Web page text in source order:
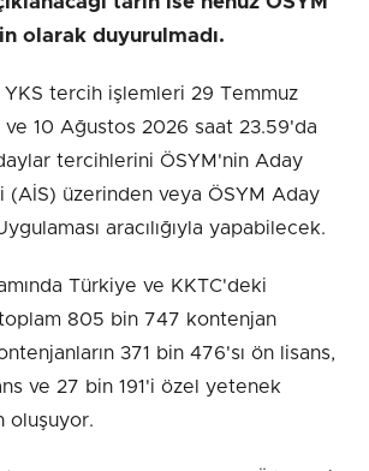
olarak duyurulmadı.
tercih işlemleri 29 Temmuz
ve 10 Ağustos 2026 saat 23.59'da
tercihlerini ÖSYM'nin Aday
(AİS) üzerinden veya ÖSYM Aday
aracılığıyla yapabilecek.
Türkiye ve KKTC'deki
805 bin 747 kontenjan
371 bin 476'sı ön lisans,
ve 27 bin 191'i özel yetenek
oluşuyor.